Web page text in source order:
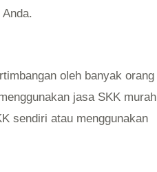
oleh banyak orang
jasa SKK murah
sendiri atau menggunakan